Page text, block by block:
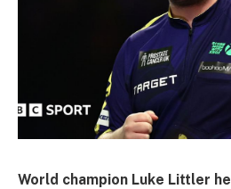
World champion Luke Littler